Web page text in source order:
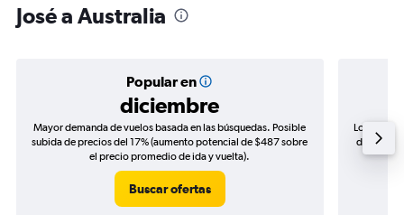
José a Australia
Popular en
diciembre
Mayor demanda de vuelos basada en las búsquedas. Posible
subida de precios del 17% (aumento potencial de $487 sobre
el precio promedio de ida y vuelta).
Buscar ofertas
Los
de